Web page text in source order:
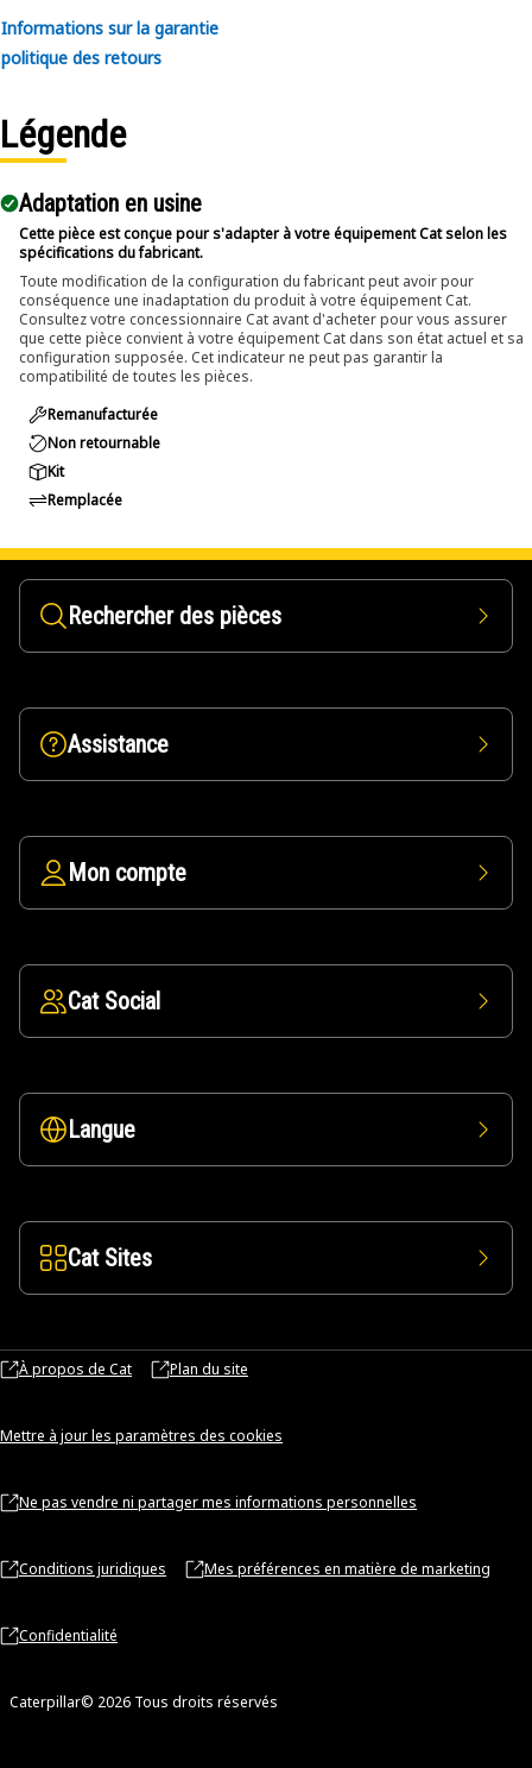
Informations sur la garantie
politique des retours
Légende
Adaptation en usine
Cette pièce est conçue pour s'adapter à votre équipement Cat selon les
spécifications du fabricant.
Toute modification de la configuration du fabricant peut avoir pour
conséquence une inadaptation du produit à votre équipement Cat.
Consultez votre concessionnaire Cat avant d'acheter pour vous assurer
que cette pièce convient à votre équipement Cat dans son état actuel et sa
configuration supposée. Cet indicateur ne peut pas garantir la
compatibilité de toutes les pièces.
Remanufacturée
Non retournable
Kit
Remplacée
Rechercher des pièces
Assistance
Mon compte
Cat Social
Langue
Cat Sites
À propos de Cat Plan du site
Mettre à jour les paramètres des cookies
Ne pas vendre ni partager mes informations personnelles
Conditions juridiques Mes préférences en matière de marketing
Confidentialité
Caterpillar© 2026 Tous droits réservés